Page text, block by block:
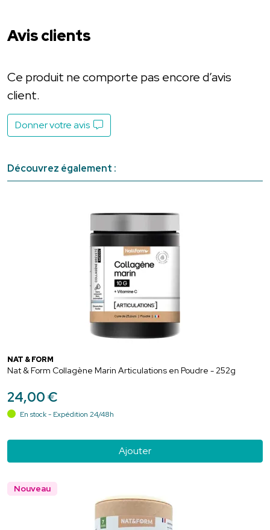
Avis clients
Ce produit ne comporte pas encore d’avis
client.
Donner votre avis
Découvrez également :
NAT & FORM
Nat & Form Collagène Marin Articulations en Poudre - 252g
24,00€
En stock - Expédition 24/48h
Ajouter
Nouveau